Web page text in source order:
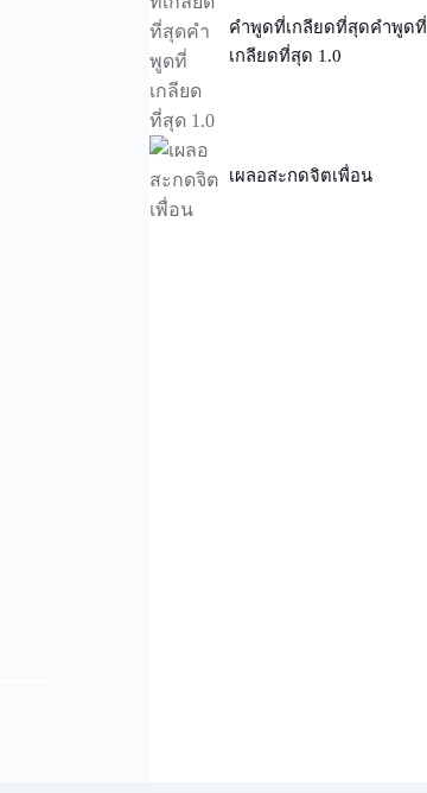
คำพูดที่เกลียดที่สุดคำพูดที่
เกลียดที่สุด 1.0
เผลอสะกดจิตเพื่อน